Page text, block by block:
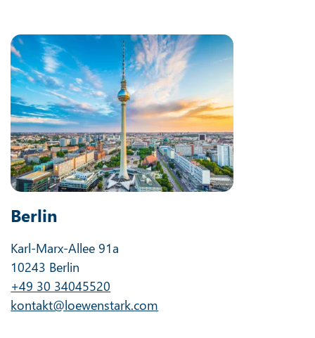
Berlin
Karl-Marx-Allee 91a
10243 Berlin
+49 30 34045520
kontakt@loewenstark.com